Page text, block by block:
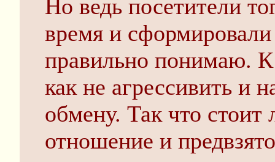
Но ведь посетители
время и
правильно понимаю.
как не агрессивить и
обмену. Так что стоит
отношение и